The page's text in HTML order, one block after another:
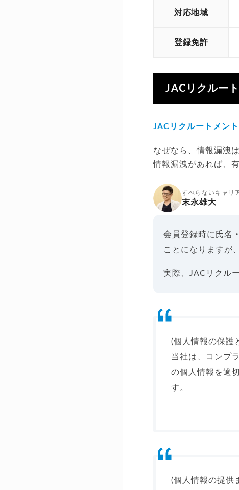
対応地域
登録免許
JACリクルー
JACリクルートメント
なぜなら、情報漏洩
情報漏洩があれば、
すべらないキャリ
末永雄大
会員登録時に氏名
ことになりますが
実際、JACリクル
(個人情報の保護
当社は、コンプ
の個人情報を適
す。
(個人情報の提供